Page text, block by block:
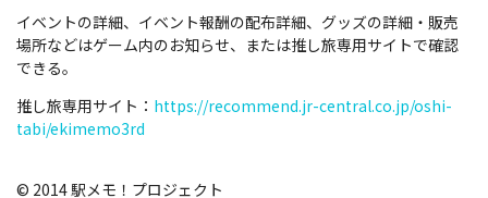
イベントの詳細、イベント報酬の配布詳細、グッズの詳細・販売
場所などはゲーム内のお知らせ、または推し旅専用サイトで確認
できる。
推し旅専用サイト： https://recommend.jr-central.co.jp/oshi-
tabi/ekimemo3rd
© 2014 駅メモ！プロジェクト